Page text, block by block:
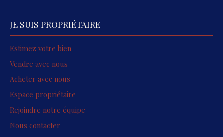
JE SUIS PROPRIÉTAIRE
Estimez votre bien
Vendre avec nous
Acheter avec nous
Espace propriétaire
Rejoindre notre équipe
Nous contacter